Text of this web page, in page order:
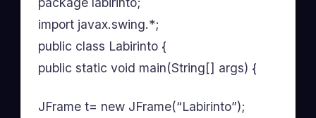
import javax.swing.*;
public class Labirinto {
public static void main(String[] args) {
JFrame t= new JFrame(“Labirinto”);